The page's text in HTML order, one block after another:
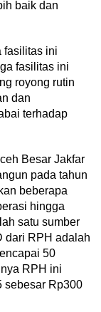
baik dan
fasilitas ini
fasilitas ini
royong rutin
dan
terhadap
Besar Jakfar
pada tahun
beberapa
hingga
satu sumber
dari RPH adalah
50
RPH ini
sebesar Rp300